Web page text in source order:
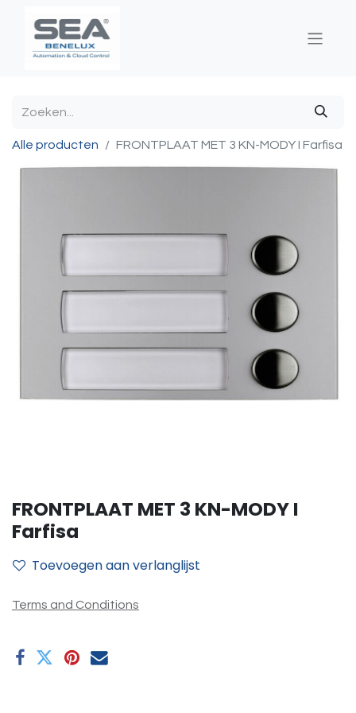
Alle producten FRONTPLAAT MET 3 KN-MODY I Farfisa
FRONTPLAAT MET 3 KN-MODY I
Farfisa
Toevoegen aan verlanglijst
Terms and Conditions